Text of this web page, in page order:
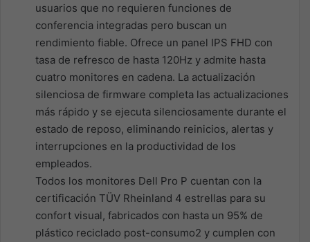
usuarios que no requieren funciones de
conferencia integradas pero buscan un
rendimiento fiable. Ofrece un panel IPS FHD con
tasa de refresco de hasta 120Hz y admite hasta
cuatro monitores en cadena. La actualización
silenciosa de firmware completa las actualizaciones
más rápido y se ejecuta silenciosamente durante el
estado de reposo, eliminando reinicios, alertas y
interrupciones en la productividad de los
empleados.
Todos los monitores Dell Pro P cuentan con la
certificación TÜV Rheinland 4 estrellas para su
confort visual, fabricados con hasta un 95% de
plástico reciclado post-consumo2 y cumplen con